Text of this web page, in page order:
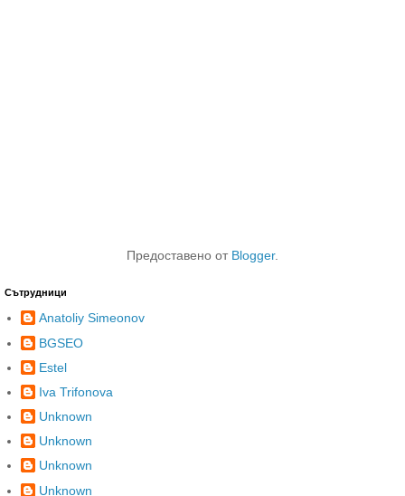
Предоставено от Blogger.
Сътрудници
Anatoliy Simeonov
BGSEO
Estel
Iva Trifonova
Unknown
Unknown
Unknown
Unknown